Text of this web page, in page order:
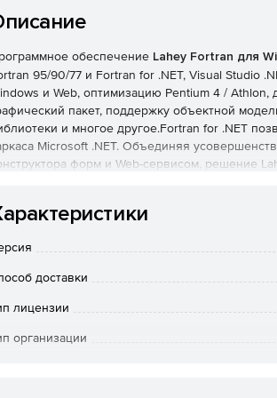
обеспечение Lahey Fortran для
95/90/77 и Fortran for .NET, Visual Studio
и Web, оптимизацию Pentium 4 /
пакет, поддержку объектной
и многое другое.Fortran for .NET
Microsoft .NET. Объединяя
форм и Web-сервисом, решение
выполняемые в каркасе .NET.
Fortran доступно в следующих
Studio .NET 2003. Решение позволяет
доставки
лицензии
организации